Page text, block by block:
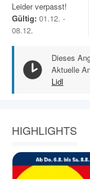
Leider verpasst!
Gültig: 01.12. -
08.12.
Dieses
Aktuelle
Lidl
HIGHLIGHTS